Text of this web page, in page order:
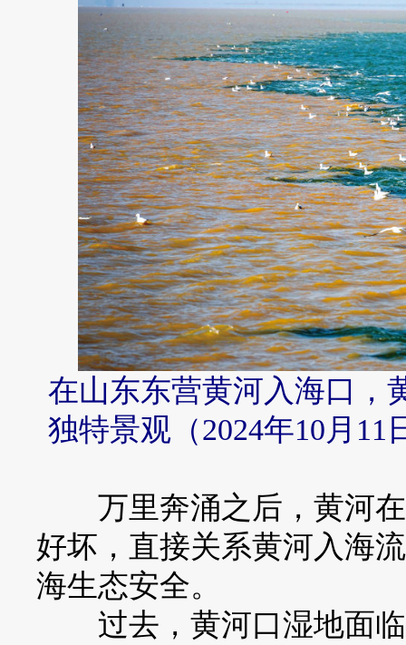
在山东东营黄河入海口，
独特景观（2024年10月
万里奔涌之后，黄河在
好坏，直接关系黄河入海
海生态安全。
过去，黄河口湿地面临